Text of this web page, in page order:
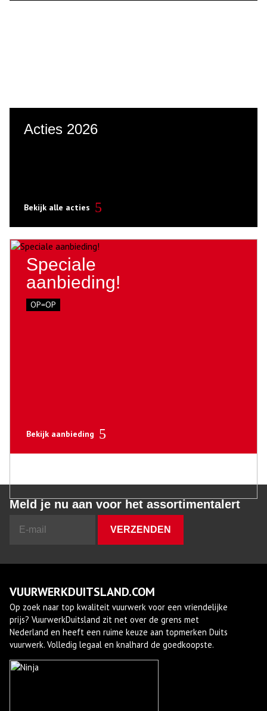
Acties 2026
Bekijk alle acties
Speciale
aanbieding!
OP=OP
Bekijk aanbieding
Meld je nu aan voor het assortimentalert
VUURWERKDUITSLAND.COM
Op zoek naar top kwaliteit vuurwerk voor een vriendelijke
prijs? VuurwerkDuitsland zit net over de grens met
Nederland en heeft een ruime keuze aan topmerken Duits
vuurwerk. Volledig legaal en knalhard de goedkoopste.